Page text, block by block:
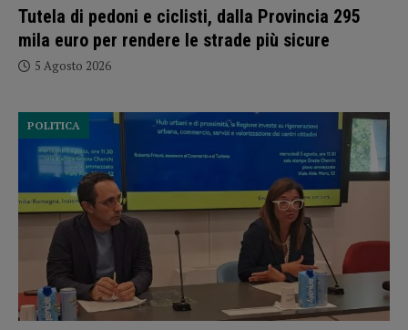
Tutela di pedoni e ciclisti, dalla Provincia 295
mila euro per rendere le strade più sicure
5 Agosto 2026
POLITICA